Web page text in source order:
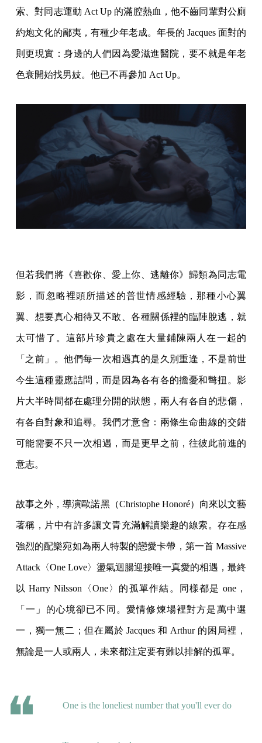
索、對同志運動 Act Up 的滿腔熱血，他不齒同輩對公廁
約炮文化的鄙夷，有種少年老成。年長的 Jacques 面對的
則更現實：身邊的人們因為愛滋進醫院，要不就是年老
色衰開始找男妓。他已不再參加 Act Up。
但若我們將《喜歡你、愛上你、逃離你》歸類為同志電
影，而忽略裡頭所描述的普世情感經驗，那種小心翼
翼、想要真心相待又不敢、各種關係裡的臨陣脫逃，就
太可惜了。這部片珍貴之處在大量鋪陳兩人在一起的
「之前」。他們每一次相遇真的是久別重逢，不是前世
今生這種靈應詰問，而是因為各有各的擔憂和彆扭。影
片大半時間都在處理分開的狀態，兩人有各自的悲傷，
有各自對象和追尋。我們才意會：兩條生命曲線的交錯
可能需要不只一次相遇，而是更早之前，往彼此前進的
意志。
故事之外，導演歐諾黑（Christophe Honoré）向來以文藝
著稱，片中有許多讓文青充滿解讀樂趣的線索。存在感
強烈的配樂宛如為兩人特製的戀愛卡帶，第一首 Massive
Attack〈One Love〉盪氣迴腸迎接唯一真愛的相遇，最終
以 Harry Nilsson〈One〉的孤單作結。同樣都是 one，
「一」的心境卻已不同。愛情修煉場裡對方是萬中選
一，獨一無二；但在屬於 Jacques 和 Arthur 的困局裡，
無論是一人或兩人，未來都注定要有難以排解的孤單。
One is the loneliest number that you'll ever do